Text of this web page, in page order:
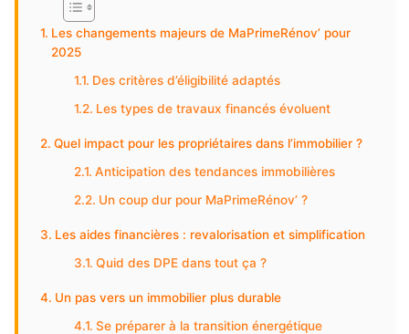
Les changements majeurs de MaPrimeRénov’ pour
2025
Des critères d’éligibilité adaptés
Les types de travaux financés évoluent
Quel impact pour les propriétaires dans l’immobilier ?
Anticipation des tendances immobilières
Un coup dur pour MaPrimeRénov’ ?
Les aides financières : revalorisation et simplification
Quid des DPE dans tout ça ?
Un pas vers un immobilier plus durable
Se préparer à la transition énergétique